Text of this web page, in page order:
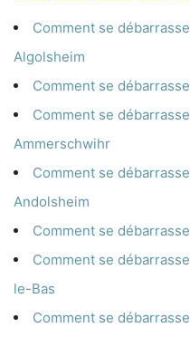
Comment se
Algolsheim
Comment se
Comment se
Ammerschwihr
Comment se
Andolsheim
Comment se
Comment se
le-Bas
Comment se